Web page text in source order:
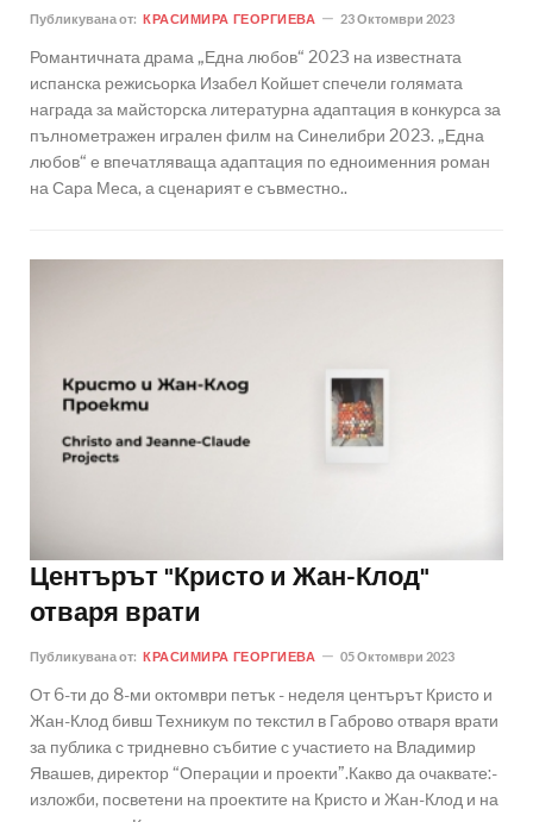
Публикувана от: КРАСИМИРА ГЕОРГИЕВА 23 Октомври 2023
Романтичната драма „Една любов“ 2023 на известната
испанска режисьорка Изабел Койшет спечели голямата
награда за майсторска литературна адаптация в конкурса за
пълнометражен игрален филм на Синелибри 2023. „Една
любов“ е впечатляваща адаптация по едноименния роман
на Сара Меса, а сценарият е съвместно..
Центърът "Кристо и Жан-Клод"
отваря врати
Публикувана от: КРАСИМИРА ГЕОРГИЕВА 05 Октомври 2023
От 6-ти до 8-ми октомври петък - неделя центърът Кристо и
Жан-Клод бивш Техникум по текстил в Габрово отваря врати
за публика с тридневно събитие с участието на Владимир
Явашев, директор “Операции и проекти”.Какво да очаквате:-
изложби, посветени на проектите на Кристо и Жан-Клод и на